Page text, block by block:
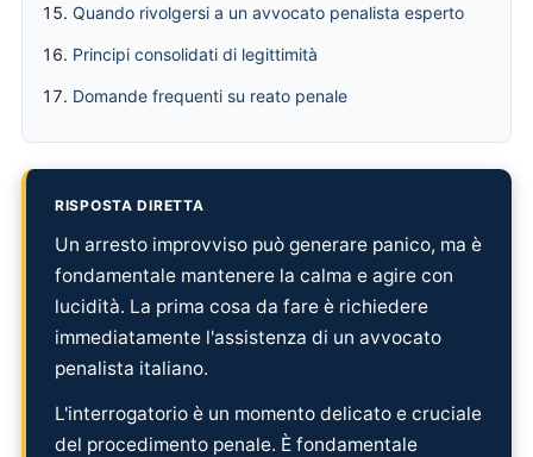
Quando rivolgersi a un avvocato penalista esperto
Principi consolidati di legittimità
Domande frequenti su reato penale
RISPOSTA DIRETTA
Un arresto improvviso può generare panico, ma è
fondamentale mantenere la calma e agire con
lucidità. La prima cosa da fare è richiedere
immediatamente l'assistenza di un avvocato
penalista italiano.
L'interrogatorio è un momento delicato e cruciale
del procedimento penale. È fondamentale